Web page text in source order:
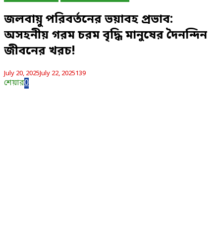
জলবায়ু পরিবর্তনের ভয়াবহ প্রভাব:
অসহনীয় গরম চরম বৃদ্ধি মানুষের দৈনন্দিন
জীবনের খরচ!
July 20, 2025July 22, 2025139
শেয়ার0